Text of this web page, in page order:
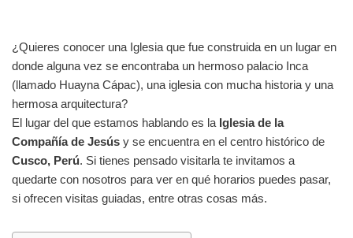
¿Quieres conocer una Iglesia que fue construida en un lugar en
donde alguna vez se encontraba un hermoso palacio Inca
(llamado Huayna Cápac), una iglesia con mucha historia y una
hermosa arquitectura?
El lugar del que estamos hablando es la Iglesia de la
Compañía de Jesús y se encuentra en el centro histórico de
Cusco, Perú. Si tienes pensado visitarla te invitamos a
quedarte con nosotros para ver en qué horarios puedes pasar,
si ofrecen visitas guiadas, entre otras cosas más.